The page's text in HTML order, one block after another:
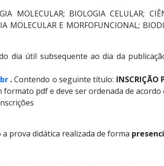
MOLECULAR; BIOLOGIA CELULAR;
MOLECULAR E MORFOFUNCIONAL;
dia útil subsequente ao dia da
.Contendo o seguinte título: INSCRIÇÃO
pdf e deve ser ordenada de acordo
prova didática realizada de forma